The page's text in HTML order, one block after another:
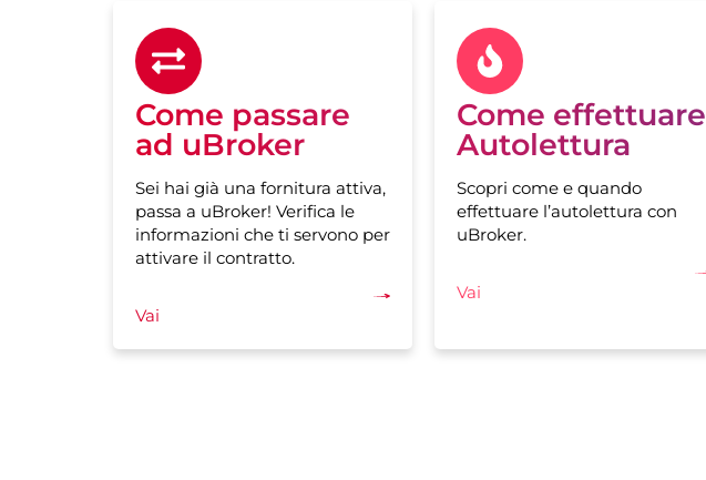
Come passare
ad uBroker
Sei hai già una fornitura attiva,
passa a uBroker! Verifica le
informazioni che ti servono per
attivare il contratto.
Vai
Come effettuare
Autolettura
Scopri come e quando
effettuare l’autolettura con
uBroker.
Vai